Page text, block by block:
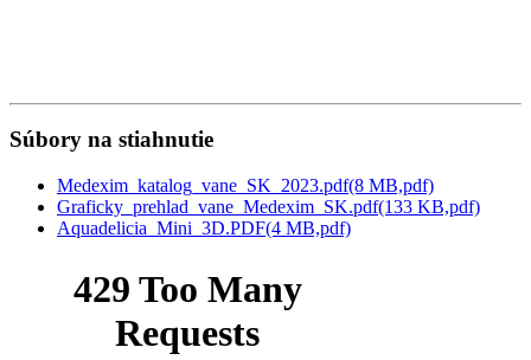
Súbory na stiahnutie
Medexim_katalog_vane_SK_2023.pdf(8 MB,pdf)
Graficky_prehlad_vane_Medexim_SK.pdf(133 KB,pdf)
Aquadelicia_Mini_3D.PDF(4 MB,pdf)